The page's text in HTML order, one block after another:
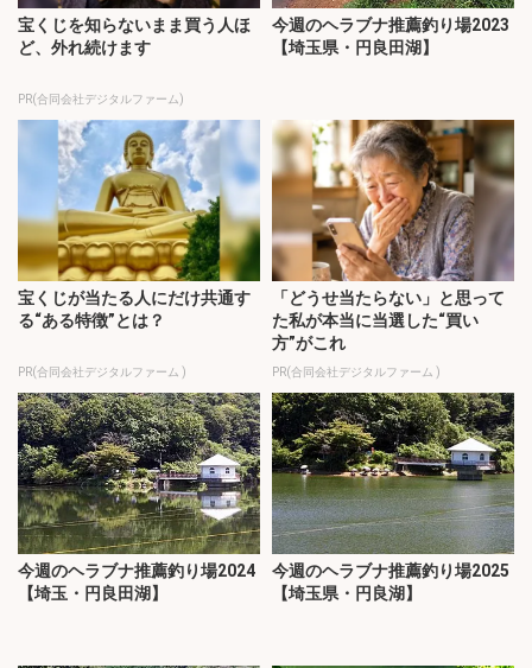
宝くじを知らないまま買う人ほ
ど、外れ続けます
PR(合同会社デジタルファーム)
今週のヘラブナ推薦釣り場2023
【埼玉県・円良田湖】
宝くじが当たる人にだけ共通す
る“ある特徴”とは？
PR(合同会社デジタルファーム )
「どうせ当たらない」と思って
た私が本当に当選した“買い
方”がこれ
PR(合同会社デジタルファーム )
今週のヘラブナ推薦釣り場2024
【埼玉・円良田湖】
今週のヘラブナ推薦釣り場2025
【埼玉県・円良湖】